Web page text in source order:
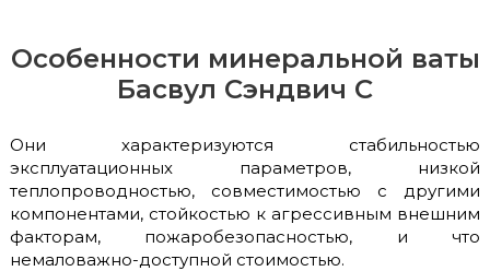
Особенности минеральной ваты
Басвул Сэндвич С
Они характеризуются стабильностью
эксплуатационных параметров, низкой
теплопроводностью, совместимостью с другими
компонентами, стойкостью к агрессивным внешним
факторам, пожаробезопасностью, и что
немаловажно-доступной стоимостью.